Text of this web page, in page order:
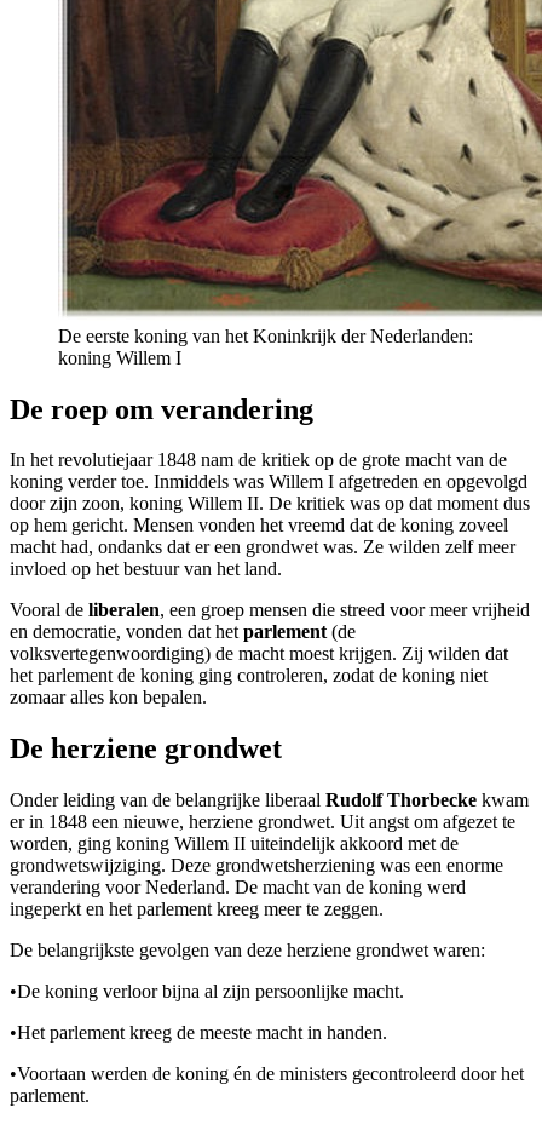
De eerste koning van het Koninkrijk der Nederlanden:
koning Willem I
De roep om verandering
In het revolutiejaar 1848 nam de kritiek op de grote macht van de
koning verder toe. Inmiddels was Willem I afgetreden en opgevolgd
door zijn zoon, koning Willem II. De kritiek was op dat moment dus
op hem gericht. Mensen vonden het vreemd dat de koning zoveel
macht had, ondanks dat er een grondwet was. Ze wilden zelf meer
invloed op het bestuur van het land.
Vooral de liberalen, een groep mensen die streed voor meer vrijheid
en democratie, vonden dat hetparlement(de
volksvertegenwoordiging) de macht moest krijgen. Zij wilden dat
het parlement de koning ging controleren, zodat de koning niet
zomaar alles kon bepalen.
De herziene grondwet
Onder leiding van de belangrijke liberaal Rudolf Thorbecke kwam
er in 1848 een nieuwe, herziene grondwet. Uit angst om afgezet te
worden, ging koning Willem II uiteindelijk akkoord met de
grondwetswijziging. Deze grondwetsherziening was een enorme
verandering voor Nederland. De macht van de koning werd
ingeperkt en het parlement kreeg meer te zeggen.
De belangrijkste gevolgen van deze herziene grondwet waren:
•De koning verloor bijna al zijn persoonlijke macht.
•Het parlement kreeg de meeste macht in handen.
•Voortaan werden de koning én de ministers gecontroleerd door het
parlement.